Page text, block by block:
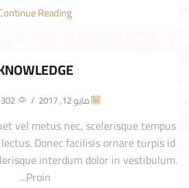
Reading
مايو 12, 2017 /
vel metus nec, scelerisque tempus
Donec facilisis ornare turpis id
interdum dolor in vestibulum.
Proin...